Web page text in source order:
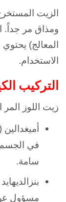
الزيت
ومذاق مر جداً.
المعالج)
الاستخدام.
التركيب
زيت اللوز
في الجسم
سامة.
مسؤول عن